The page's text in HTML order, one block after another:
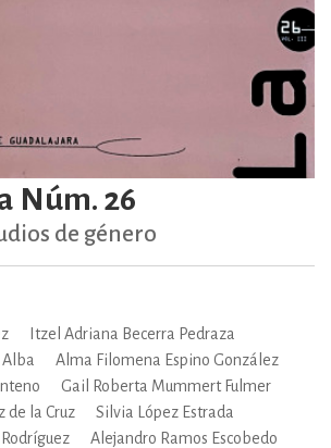
Núm. 26
de género
Itzel Adriana Becerra Pedraza
Alma Filomena Espino González
Gail Roberta Mummert Fulmer
de la Cruz
Silvia López Estrada
Alejandro Ramos Escobedo